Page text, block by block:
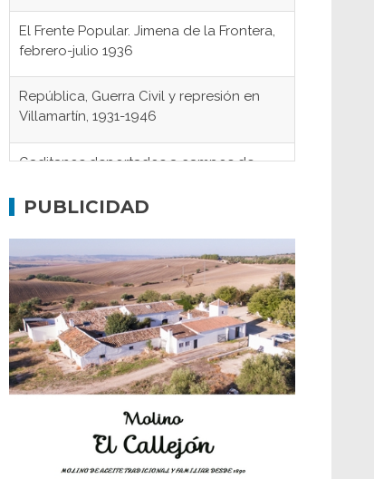
febrero-julio 1936
Villamartín, 1931-1946
concentración nazis
Don Perafán de Ribera y sus
El Frente Popular. Ubrique, febrero-julio
1936
Juntar las letras. La alfabetización en el
campo: del afán de saber a la
autogestión
Historia y vivencias del poblado de Los
PUBLICIDAD